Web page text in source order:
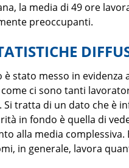
la media di 49 ore
preoccupanti.
è stato messo in evidenza
ci sono tanti
. Si tratta di un dato che è
in fondo è quella di
alla media
in generale, lavora